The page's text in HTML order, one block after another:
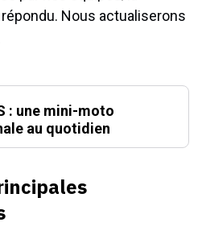
répondu. Nous actualiserons
: une mini-moto
au quotidien